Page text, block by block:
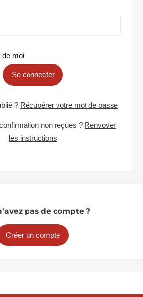
de moi
Se connecter
? Récupérer votre mot de passe
non reçues ? Renvoyer
les instructions
pas de compte ?
Créer un compte